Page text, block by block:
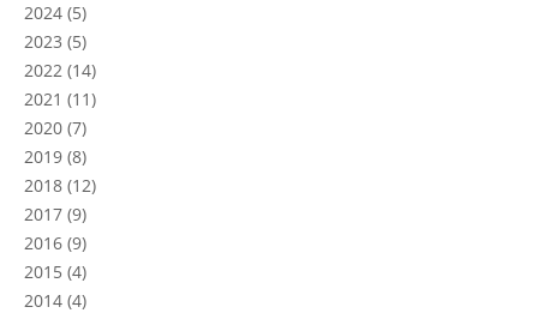
2024 (5)
2023 (5)
2022 (14)
2021 (11)
2020 (7)
2019 (8)
2018 (12)
2017 (9)
2016 (9)
2015 (4)
2014 (4)